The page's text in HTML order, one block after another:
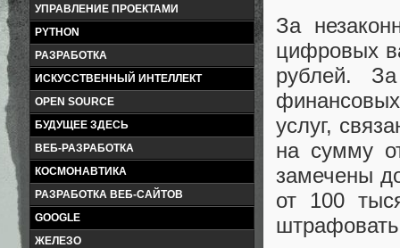
УПРАВЛЕНИЕ ПРОЕКТАМИ
PYTHON
РАЗРАБОТКА
ИСКУССТВЕННЫЙ ИНТЕЛЛЕКТ
OPEN SOURCE
БУДУЩЕЕ ЗДЕСЬ
ВЕБ-РАЗРАБОТКА
КОСМОНАВТИКА
РАЗРАБОТКА ВЕБ-САЙТОВ
GOOGLE
ЖЕЛЕЗО
За
цифровых
рублей.
услуг,
на сумму
замечены
от 100